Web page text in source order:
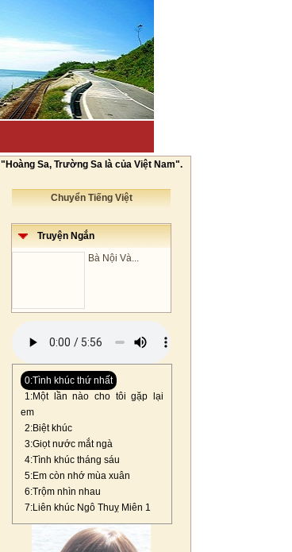
"Hoàng Sa, Trường Sa là của Việt Nam".
Chuyển Tiếng Việt
Truyện Ngắn
Bà Nội Và...
0:Tình khúc thứ nhất
1:Một lần nào cho tôi gặp lại
em
2:Biệt khúc
3:Giọt nước mắt ngà
4:Tình khúc tháng sáu
5:Em còn nhớ mùa xuân
6:Trộm nhìn nhau
7:Liên khúc Ngô Thuỵ Miên 1